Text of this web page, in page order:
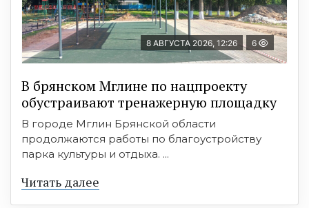
8 АВГУСТА 2026, 12:26 6
В брянском Мглине по нацпроекту
обустраивают тренажерную площадку
В городе Мглин Брянской области
продолжаются работы по благоустройству
парка культуры и отдыха. ...
Читать далее